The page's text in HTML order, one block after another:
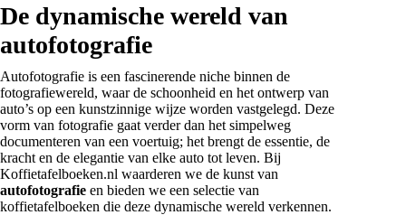
De dynamische wereld van
autofotografie
Autofotografie is een fascinerende niche binnen de
fotografiewereld, waar de schoonheid en het ontwerp van
auto’s op een kunstzinnige wijze worden vastgelegd. Deze
vorm van fotografie gaat verder dan het simpelweg
documenteren van een voertuig; het brengt de essentie, de
kracht en de elegantie van elke auto tot leven. Bij
Koffietafelboeken.nl waarderen we de kunst van
autofotografie en bieden we een selectie van
koffietafelboeken die deze dynamische wereld verkennen.